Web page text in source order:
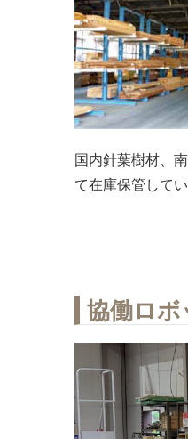
国内針葉樹材、
て在庫保管して
協働ロ